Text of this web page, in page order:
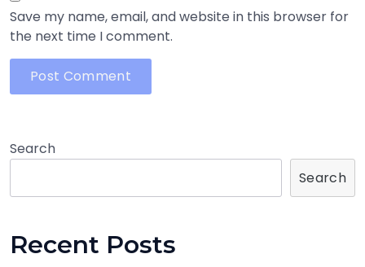
Save my name, email, and website in this browser for
the next time I comment.
Search
Search
Recent Posts